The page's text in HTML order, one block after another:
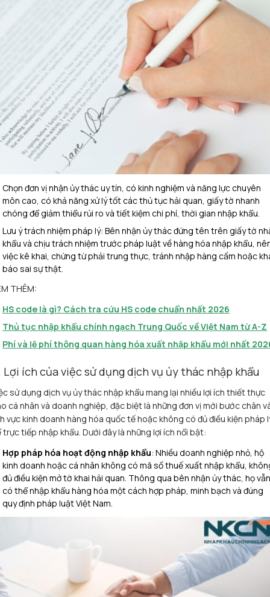
Chọn đơn vị nhận ủy thác uy tín, có kinh nghiệm và năng lực chuyên
môn cao, có khả năng xử lý tốt các thủ tục hải quan, giấy tờ nhanh
chóng để giảm thiểu rủi ro và tiết kiệm chi phí, thời gian nhập khẩu.
Lưu ý trách nhiệm pháp lý: Bên nhận ủy thác đứng tên trên giấy tờ
khẩu và chịu trách nhiệm trước pháp luật về hàng hóa nhập khẩu,
việc kê khai, chứng từ phải trung thực, tránh nhập hàng cấm hoặc
báo sai sự thật.
THÊM:
HS code là gì? Cách tra cứu HS code chuẩn nhất 2026
Thủ tục nhập khẩu chính ngạch Trung Quốc về Việt Nam từ A-Z
Phí và lệ phí thông quan hàng hóa xuất nhập khẩu mới nhất
Lợi ích của việc sử dụng dịch vụ ủy thác nhập khẩu
sử dụng dịch vụ ủy thác nhập khẩu mang lại nhiều lợi ích thiết thực
cá nhân và doanh nghiệp, đặc biệt là những đơn vị mới bước chân
vực kinh doanh hàng hóa quốc tế hoặc không có đủ điều kiện pháp
trực tiếp nhập khẩu. Dưới đây là những lợi ích nổi bật:
Hợp pháp hóa hoạt động nhập khẩu: Nhiều doanh nghiệp nhỏ, hộ
kinh doanh hoặc cá nhân không có mã số thuế xuất nhập khẩu,
đủ điều kiện mở tờ khai hải quan. Thông qua bên nhận ủy thác, họ vẫn
có thể nhập khẩu hàng hóa một cách hợp pháp, minh bạch và đúng
quy định pháp luật Việt Nam.